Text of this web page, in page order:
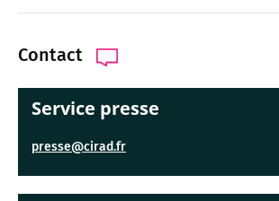
Contact
Service presse
presse@cirad.fr